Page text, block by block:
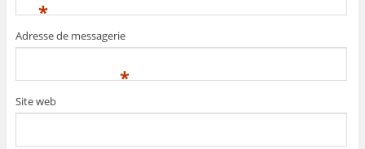
*
Adresse de messagerie
*
Site web